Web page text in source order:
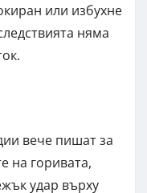
или избухне
няма
вече пишат за
на горивата,
удар върху